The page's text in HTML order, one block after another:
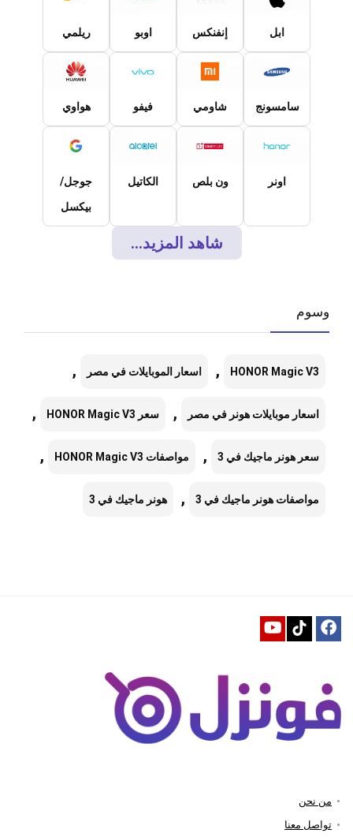
ابل إنفنكس اوبو ريلمي
سامسونج شاومي فيفو هواوي
اونر ون بلص الكاتيل
جوجل/
بيكسل
شاهد المزيد...
وسوم
HONOR Magic V3
, اسعار الموبايلات في مصر ,
اسعار موبايلات هونر في مصر , سعر HONOR Magic V3 ,
سعر هونر ماجيك في 3 , مواصفات HONOR Magic V3 ,
مواصفات هونر ماجيك في 3 , هونر ماجيك في 3
من نحن
تواصل معنا